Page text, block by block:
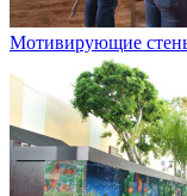
Мотивирующие